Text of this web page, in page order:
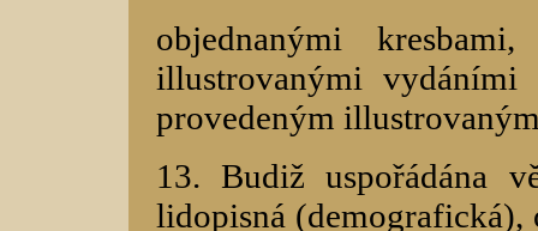
objednanými
illustrovanými
provedeným
13. Budiž uspořádána
lidopisná